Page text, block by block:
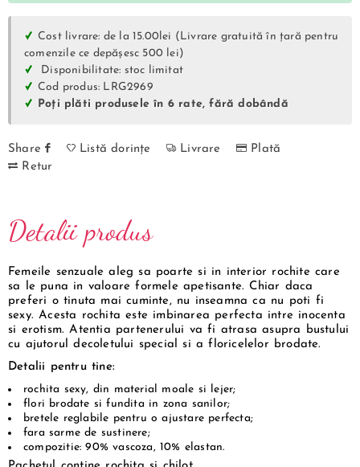
Cost livrare: de la 15.00lei (Livrare gratuită în țară pentru
comenzile ce depășesc 500 lei)
Disponibilitate: stoc limitat
Cod produs: LRG2969
Poți plăti produsele în 6 rate, fără dobândă
Share Listă dorințe Livrare
Plată
Retur
Detalii produs
Femeile senzuale aleg sa poarte si in interior rochite care
sa le puna in valoare formele apetisante. Chiar daca
preferi o tinuta mai cuminte, nu inseamna ca nu poti fi
sexy. Acesta rochita este imbinarea perfecta intre inocenta
si erotism. Atentia partenerului va fi atrasa asupra bustului
cu ajutorul decoletului special si a floricelelor brodate.
Detalii pentru tine:
rochita sexy, din material moale si lejer;
flori brodate si fundita in zona sanilor;
bretele reglabile pentru o ajustare perfecta;
fara sarme de sustinere;
compozitie: 90% vascoza, 10% elastan.